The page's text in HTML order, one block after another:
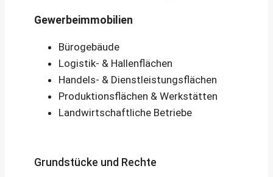
Gewerbeimmobilien
Bürogebäude
Logistik- & Hallenflächen
Handels- & Dienstleistungsflächen
Produktionsflächen & Werkstätten
Landwirtschaftliche Betriebe
Grundstücke und Rechte